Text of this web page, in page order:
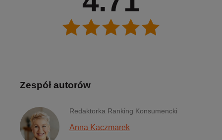
Zespół autorów
Redaktorka Ranking Konsumencki
Anna Kaczmarek